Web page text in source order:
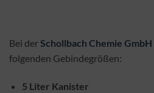
Bei derSchollbach Chemie GmbH
folgenden Gebindegrößen:
5 Liter Kanister